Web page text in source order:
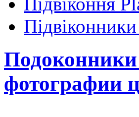
Подоконники
фотографии